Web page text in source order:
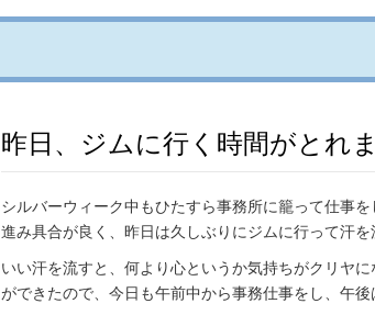
昨日、ジムに行く時間がとれ
シルバーウィーク中もひたすら事務所に籠って仕事
進み具合が良く、昨日は久しぶりにジムに行って汗を
いい汗を流すと、何より心というか気持ちがクリヤ
ができたので、今日も午前中から事務仕事をし、午後